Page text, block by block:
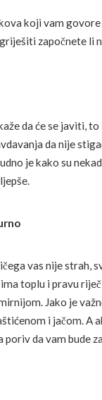
koji vam
započnete li
da će se javiti,
da nije
je kako su
vas nije strah,
toplu i pravu
Jako je
i jačom. A
poriv da vam bude